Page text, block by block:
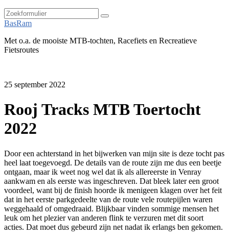
Zoeken
BasRam
Met o.a. de mooiste MTB-tochten, Racefiets en Recreatieve
Fietsroutes
25 september 2022
Rooj Tracks MTB Toertocht
2022
Door een achterstand in het bijwerken van mijn site is deze tocht pas
heel laat toegevoegd. De details van de route zijn me dus een beetje
ontgaan, maar ik weet nog wel dat ik als allereerste in Venray
aankwam en als eerste was ingeschreven. Dat bleek later een groot
voordeel, want bij de finish hoorde ik menigeen klagen over het feit
dat in het eerste parkgedeelte van de route vele routepijlen waren
weggehaald of omgedraaid. Blijkbaar vinden sommige mensen het
leuk om het plezier van anderen flink te verzuren met dit soort
acties. Dat moet dus gebeurd zijn net nadat ik erlangs ben gekomen.